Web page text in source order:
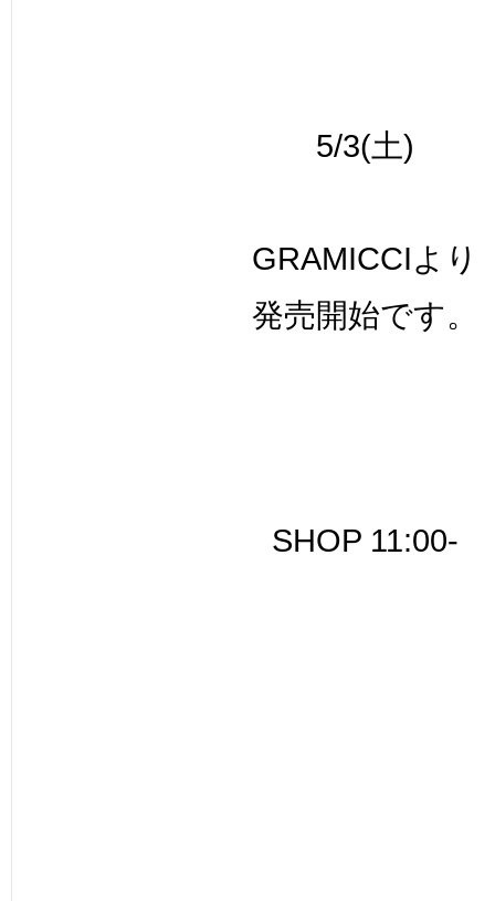
5/3(土)
GRAMICCIより
発売開始です。
SHOP 11:00-